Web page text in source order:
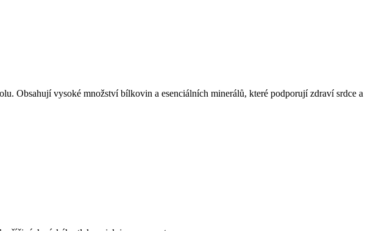
Obsahují vysoké množství bílkovin a esenciálních minerálů, které podporují zdraví srdce a